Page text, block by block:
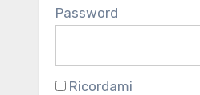
Password
Ricordami